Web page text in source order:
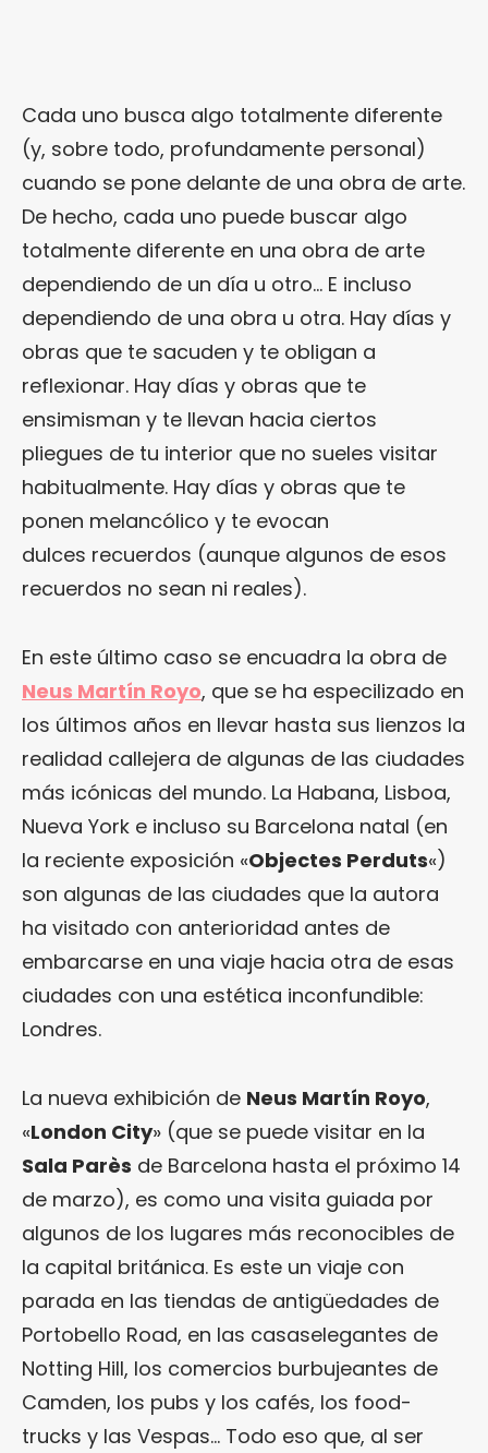
Cada uno busca algo totalmente diferente
(y, sobre todo, profundamente personal)
cuando se pone delante de una obra de arte.
De hecho, cada uno puede buscar algo
totalmente diferente en una obra de arte
dependiendo de un día u otro… E incluso
dependiendo de una obra u otra. Hay días y
obras que te sacuden y te obligan a
reflexionar. Hay días y obras que te
ensimisman y te llevan hacia ciertos
pliegues de tu interior que no sueles visitar
habitualmente. Hay días y obras que te
ponen melancólico y te evocan
dulces recuerdos (aunque algunos de esos
recuerdos no sean ni reales).
En este último caso se encuadra la obra de
Neus Martín Royo, que se ha especilizado en
los últimos años en llevar hasta sus lienzos la
realidad callejera de algunas de las ciudades
más icónicas del mundo. La Habana, Lisboa,
Nueva York e incluso su Barcelona natal (en
la reciente exposición «Objectes Perduts«)
son algunas de las ciudades que la autora
ha visitado con anterioridad antes de
embarcarse en una viaje hacia otra de esas
ciudades con una estética inconfundible:
Londres.
La nueva exhibición de Neus Martín Royo,
«London City» (que se puede visitar en la
Sala Parès de Barcelona hasta el próximo 14
de marzo), es como una visita guiada por
algunos de los lugares más reconocibles de
la capital británica. Es este un viaje con
parada en las tiendas de antigüedades de
Portobello Road, en las casaselegantes de
Notting Hill, los comercios burbujeantes de
Camden, los pubs y los cafés, los food-
trucks y las Vespas… Todo eso que, al ser